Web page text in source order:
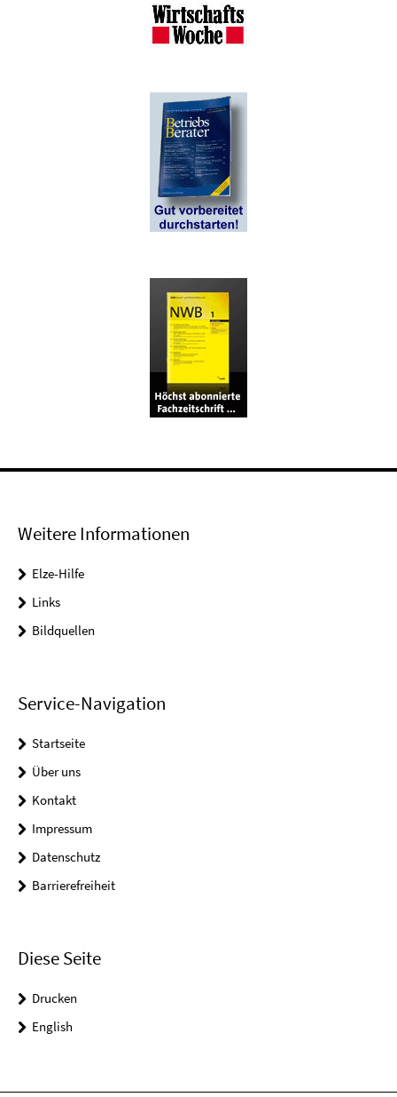
Weitere Informationen
Elze-Hilfe
Links
Bildquellen
Service-Navigation
Startseite
Über uns
Kontakt
Impressum
Datenschutz
Barrierefreiheit
Diese Seite
Drucken
English